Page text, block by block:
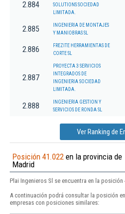
2.884
SOLUTIONS SOCIEDAD
LIMITADA.
2.885
INGENIERIA DE MONTAJES
Y MANIOBRAS SL
2.886
FREZITE HERRAMIENTAS DE
CORTE SL
2.887
PROYECTA 3 SERVICIOS
INTEGRADOS DE
INGENIERIA SOCIEDAD
LIMITADA.
2.888
INGENIERIA GESTION Y
SERVICIOS DE RONDA SL
Ver Ranking de
Posición 41.022 en la provincia de
Madrid
Plai Ingenieros Sl se encuentra en la
A continuación podrá consultar la posición
empresas con posiciones similares: